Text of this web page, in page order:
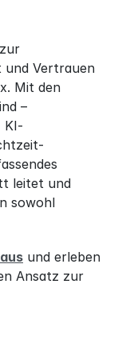
und Vertrauen
Mit den
–
KI-
leitet und
sowohl
und erleben
Ansatz zur